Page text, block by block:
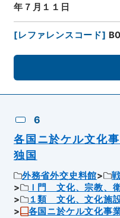
年７月１１日
[レファレンスコード]
6
各国ニ於ケル文化
独国
外務省外交史料館
Ｉ門 文化、宗教、
１類 文化、文化施
各国ニ於ケル文化事